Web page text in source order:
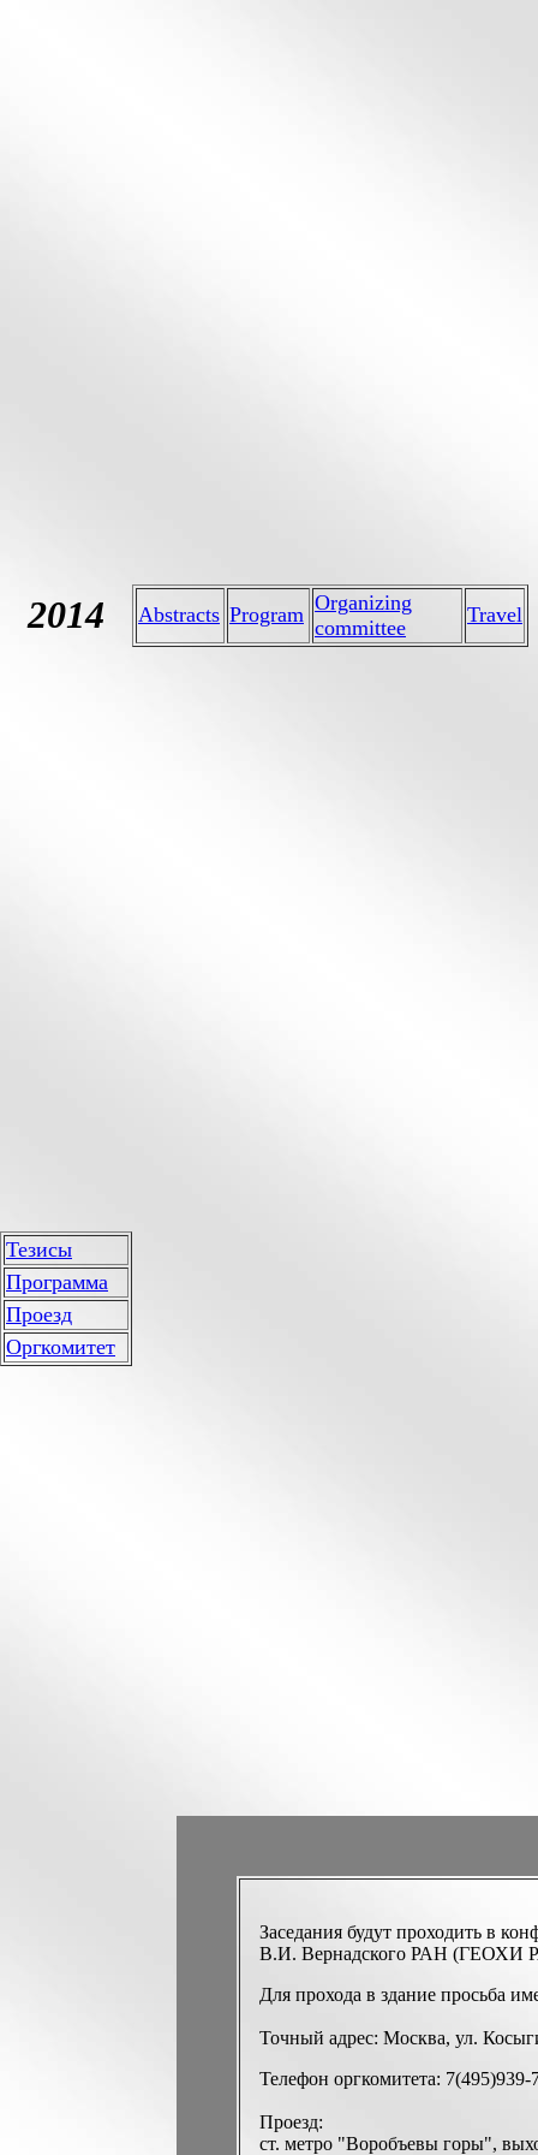
2014 Abstracts Program Organizing
committee
Travel
Тезисы
Программа
Проезд
Оргкомитет
Заседания будут проходить в
В.И. Вернадского РАН (ГЕОХИ
Для прохода в здание просьба
Точный адрес: Москва, ул.
Телефон оргкомитета:
Проезд:
ст. метро "Воробъевы горы",